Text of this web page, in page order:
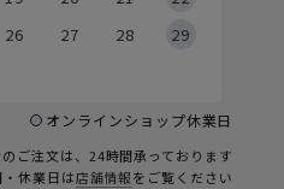
26 27 28
29
オンラインショップ休業日
ご注文は、24時間承っております
休業日は店舗情報をご覧ください